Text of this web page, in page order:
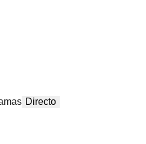
Directo